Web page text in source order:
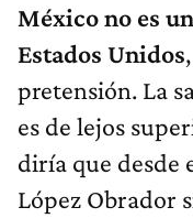
México no es
Estados Unidos
pretensión. La
es de lejos
diría que desde
López Obrador